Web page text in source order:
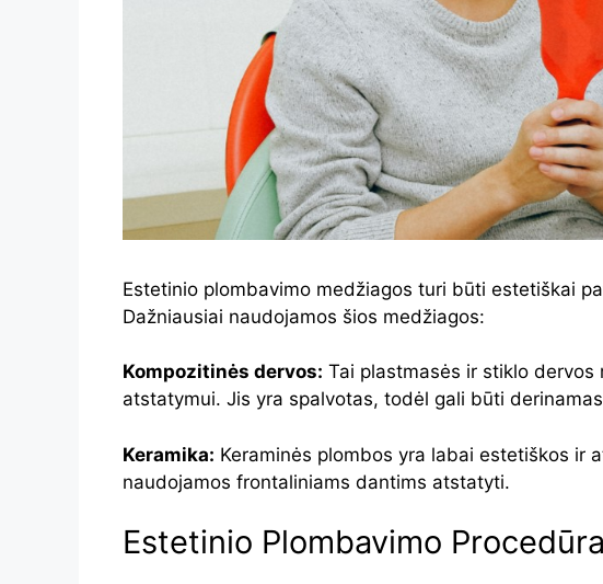
Estetinio plombavimo medžiagos turi būti estetiškai
Dažniausiai naudojamos šios medžiagos:
Kompozitinės dervos: Tai plastmasės ir stiklo
atstatymui. Jis yra spalvotas, todėl gali būti
Keramika: Keraminės plombos yra labai estetiškos ir
naudojamos frontaliniams dantims atstatyti.
Estetinio Plombavimo Procedūra